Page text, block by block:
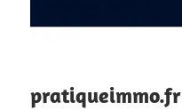
pratiqueimmo.fr